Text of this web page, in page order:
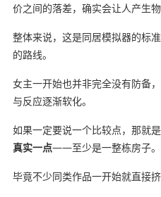
价之间的落差，确实会让人产生物
整体来说，这是同居模拟器的标
的路线。
女主一开始也并非完全没有防备
与反应逐渐软化。
如果一定要说一个比较点，那就
真实一点——至少是一整栋房子。
毕竟不少同类作品一开始就直接